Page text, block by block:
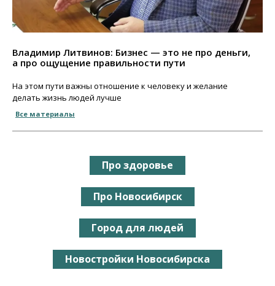
Владимир Литвинов: Бизнес — это не про деньги,
а про ощущение правильности пути
На этом пути важны отношение к человеку и желание
делать жизнь людей лучше
Все материалы
Про здоровье
Про Новосибирск
Город для людей
Новостройки Новосибирска